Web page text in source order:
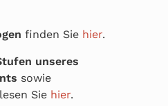
finden Sie hier.
unseres
sowie
lesen Sie hier.